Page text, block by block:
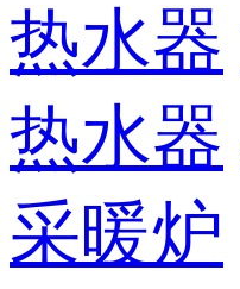
热水器
热水器
采暖炉